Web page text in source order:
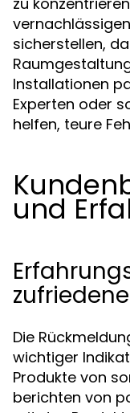
sicherstellen,
Installationen
Experten oder
helfen, teure
und
Die
wichtiger
Produkte von
berichten von